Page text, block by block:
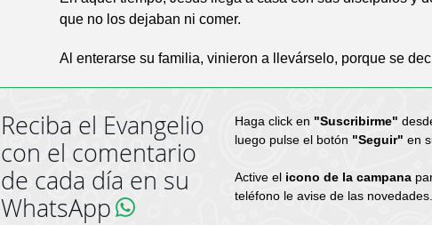
que no los dejaban ni comer.
Al enterarse su familia, vinieron a llevárselo, porque se
Reciba el Evangelio
con el comentario
de cada día en su
WhatsApp
Haga click en "Suscribirme"
luego pulse el botón "Seguir" en
Active el icono de la campana
teléfono le avise de las novedades.